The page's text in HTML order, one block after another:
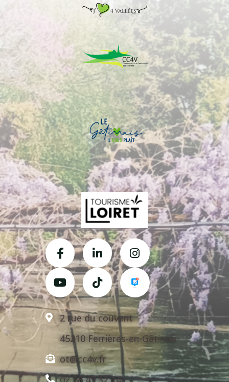
2 rue du couvent
45210 Ferrières-en-Gâtinais
ot@cc4v.fr
02 58 47 32 14